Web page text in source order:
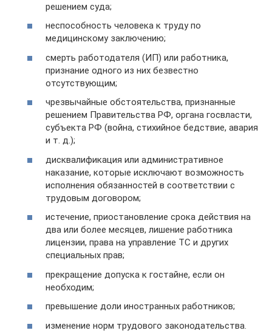
решением суда;
неспособность человека к труду по
медицинскому заключению;
смерть работодателя (ИП) или работника,
признание одного из них безвестно
отсутствующим;
чрезвычайные обстоятельства, признанные
решением Правительства РФ, органа госвласти,
субъекта РФ (война, стихийное бедствие, авария
и т. д.);
дисквалификация или административное
наказание, которые исключают возможность
исполнения обязанностей в соответствии с
трудовым договором;
истечение, приостановление срока действия на
два или более месяцев, лишение работника
лицензии, права на управление ТС и других
специальных прав;
прекращение допуска к гостайне, если он
необходим;
превышение доли иностранных работников;
изменение норм трудового законодательства.